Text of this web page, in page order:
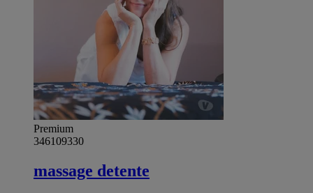
Premium
346109330
massage detente